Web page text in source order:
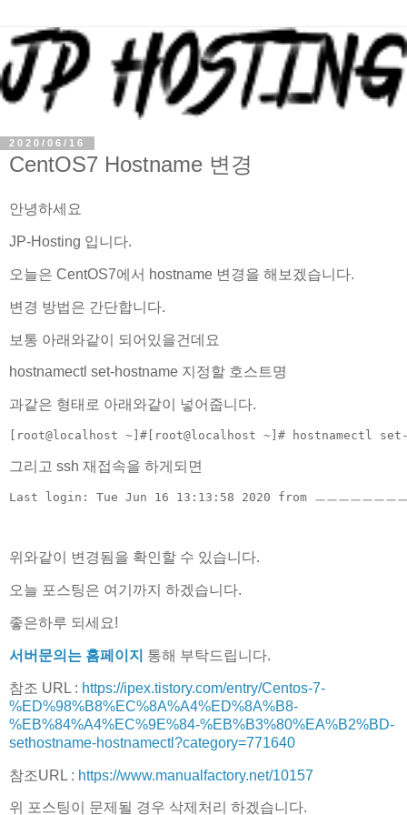
2020/06/16
CentOS7 Hostname 변경
안녕하세요
JP-Hosting 입니다.
오늘은 CentOS7에서 hostname 변경을 해보겠습니다.
변경 방법은 간단합니다.
보통 아래와같이 되어있을건데요
hostnamectl set-hostname 지정할 호스트명
과같은 형태로 아래와같이 넣어줍니다.
[root@localhost ~]#[root@localhost ~]# hostnamectl set-
그리고 ssh 재접속을 하게되면
Last login: Tue Jun 16 13:13:58 2020 from ㅡㅡㅡㅡㅡㅡㅡ
위와같이 변경됨을 확인할 수 있습니다.
오늘 포스팅은 여기까지 하겠습니다.
좋은하루 되세요!
서버문의는 홈페이지 통해 부탁드립니다.
참조 URL : https://ipex.tistory.com/entry/Centos-7-
%ED%98%B8%EC%8A%A4%ED%8A%B8-
%EB%84%A4%EC%9E%84-%EB%B3%80%EA%B2%BD-
sethostname-hostnamectl?category=771640
참조URL : https://www.manualfactory.net/10157
위 포스팅이 문제될 경우 삭제처리 하겠습니다.